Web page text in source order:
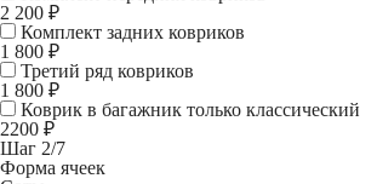
2 200 ₽
Комплект задних ковриков
1 800 ₽
Третий ряд ковриков
1 800 ₽
Коврик в багажник только классический
2200 ₽
Шаг 2/7
Форма ячеек